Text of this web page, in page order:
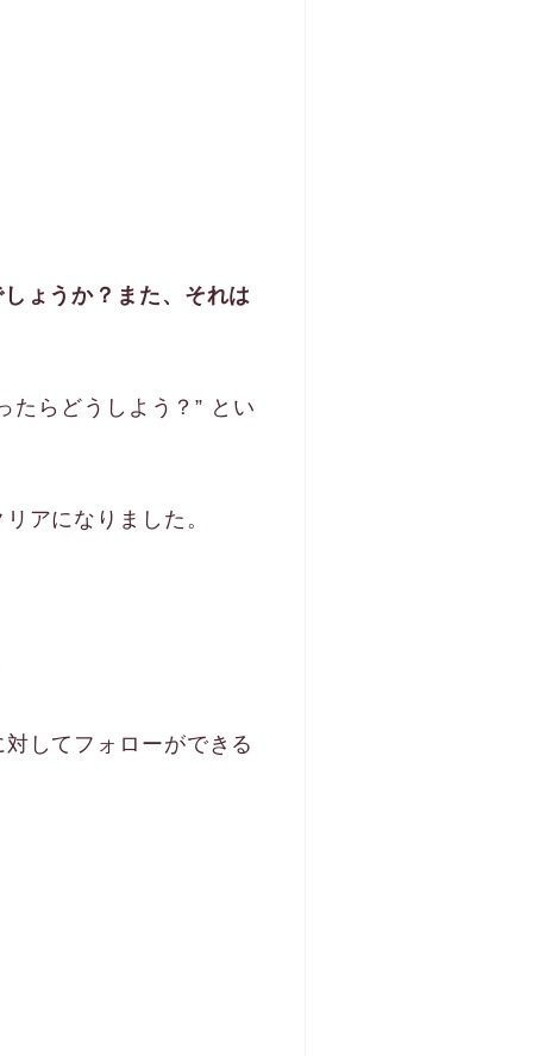
ょうか？また、それは
たらどうしよう？” とい
アになりました。
してフォローができる